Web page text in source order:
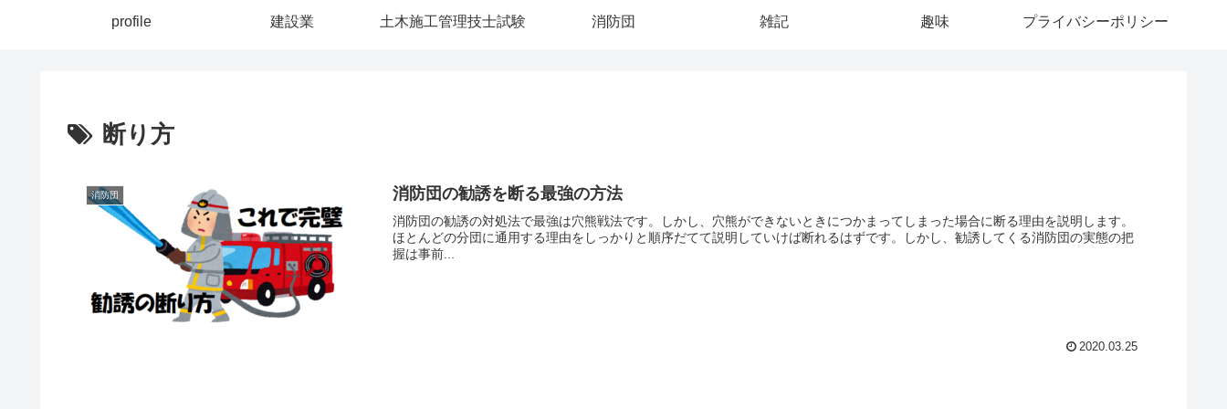
profile 建設業 土木施工管理技士試験 消防団 雑記 趣味 プライバシーポリシー
断り方
消防団 消防団の勧誘を断る最強の方法
消防団の勧誘の対処法で最強は穴熊戦法です。しかし、穴熊ができないときにつかまってしまった場合に断る理由を説明します。
ほとんどの分団に通用する理由をしっかりと順序だてて説明していけば断れるはずです。しかし、勧誘してくる消防団の実態の把
握は事前...
2020.03.25